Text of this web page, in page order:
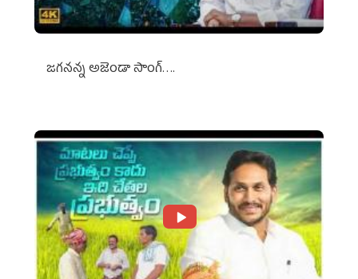
జగనన్న అజెండా సాంగ్….